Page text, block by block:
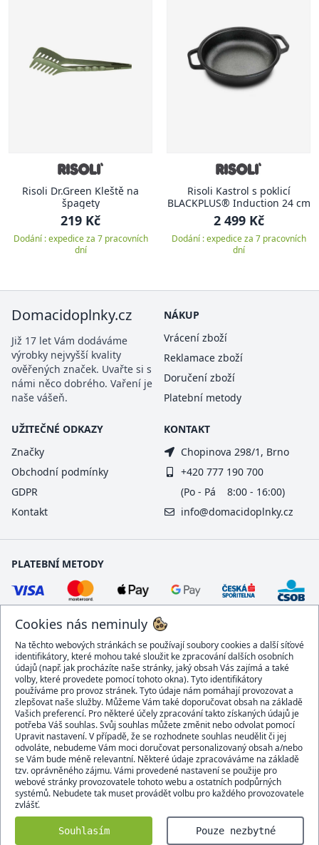
Risoli Dr.Green Kleště na
špagety
219 Kč
Dodání : expedice za 7 pracovních
dní
Risoli Kastrol s poklicí
BLACKPLUS® Induction 24 cm
2 499 Kč
Dodání : expedice za 7 pracovních
dní
Cookies nás neminuly
Na těchto webových stránkách se používají soubory cookies a další síťové
identifikátory, které mohou také sloužit ke zpracování dalších osobních
údajů (např. jak procházíte naše stránky, jaký obsah Vás zajímá a také
volby, které provedete pomocí tohoto okna). Tyto identifikátory
používáme pro provoz stránek. Tyto údaje nám pomáhají provozovat a
zlepšovat naše služby. Můžeme Vám také doporučovat obsah na základě
Vašich preferencí. Pro některé účely zpracování takto získaných údajů je
potřeba Váš souhlas. Svůj souhlas můžete změnit nebo odvolat pomocí
Upravit nastavení. V případě, že se rozhodnete souhlas neudělit či jej
odvoláte, nebudeme Vám moci doručovat personalizovaný obsah a/nebo
se Vám bude méně relevantní. Některé údaje zpracováváme na základě
tzv. oprávněného zájmu. Vámi provedené nastavení se použije pro
webové stránky provozovatele tohoto webu a ostatních podpůrných
systémů. Nebudete tak muset provádět volbu pro každého provozovatele
zvlášť.
Souhlasím Pouze nezbytné
Domacidoplnky.cz
Již 17 let Vám dodáváme
výrobky nejvyšší kvality
ověřených značek. Uvařte si s
námi něco dobrého. Vaření je
naše vášeň.
NÁKUP
Vrácení zboží
Reklamace zboží
Doručení zboží
Platební metody
UŽITEČNÉ ODKAZY
Značky
Obchodní podmínky
GDPR
Kontakt
KONTAKT
Chopinova 298/1, Brno
+420 777 190 700
(Po - Pá 8:00 - 16:00)
info@domacidoplnky.cz
PLATEBNÍ METODY
DOPRAVCI
BEZPEČNÝ OBCHOD
Domacidoplnky.cz © 2007 - 2026
Všechna práva vyhrazena.